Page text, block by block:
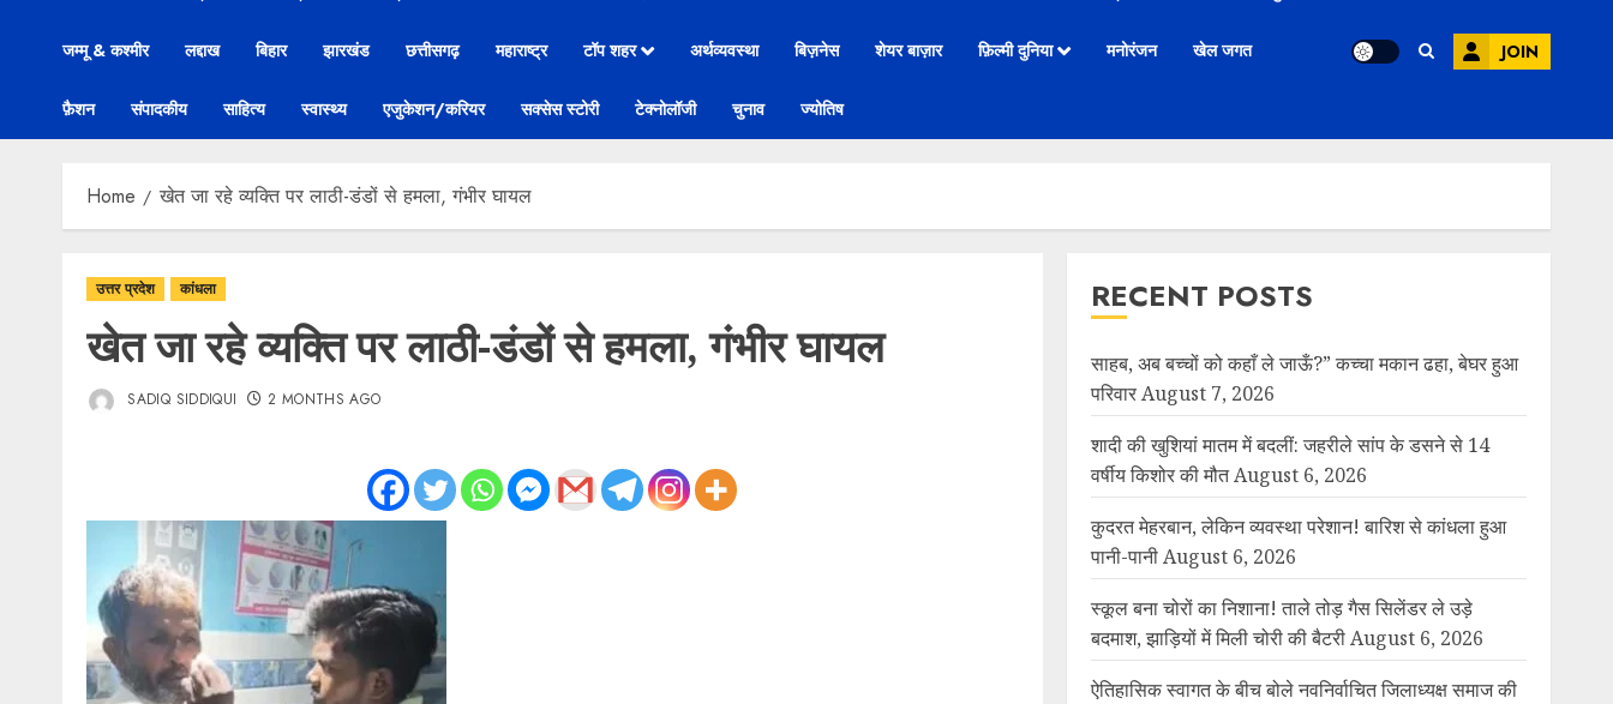
जम्मू & कश्मीर लद्दाख बिहार झारखंड छत्तीसगढ़ महाराष्ट्र टॉप शहर अर्थव्यवस्था बिज़नेस शेयर बाज़ार फ़िल्मी दुनिया मनोरंजन खेल जगत
फ़ैशन संपादकीय साहित्य स्वास्थ्य एजुकेशन/करियर सक्सेस स्टोरी टेक्नोलॉजी चुनाव ज्योतिष
JOIN
Home खेत जा रहे व्यक्ति पर लाठी-डंडों से हमला, गंभीर घायल
उत्तर प्रदेश कांधला
खेत जा रहे व्यक्ति पर लाठी-डंडों से हमला, गंभीर घायल
SADIQ SIDDIQUI 2 MONTHS AGO
RECENT POSTS
साहब, अब बच्चों को कहाँ ले जाऊँ?” कच्चा मकान ढहा, बेघर हुआ
परिवार August 7, 2026
शादी की खुशियां मातम में बदलीं: जहरीले सांप के डसने से 14
वर्षीय किशोर की मौत August 6, 2026
कुदरत मेहरबान, लेकिन व्यवस्था परेशान! बारिश से कांधला हुआ
पानी-पानी August 6, 2026
स्कूल बना चोरों का निशाना! ताले तोड़ गैस सिलेंडर ले उड़े
बदमाश, झाड़ियों में मिली चोरी की बैटरी August 6, 2026
ऐतिहासिक स्वागत के बीच बोले नवनिर्वाचित जिलाध्यक्ष समाज की